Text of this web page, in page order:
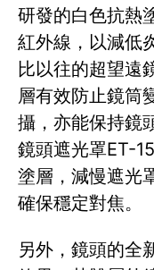
研發的白色抗熱
紅外線，以減低
比以往的超望遠
層有效防止鏡筒
攝，亦能保持鏡
鏡頭遮光罩ET-
塗層，減慢遮光
確保穩定對焦。
另外，鏡頭的全